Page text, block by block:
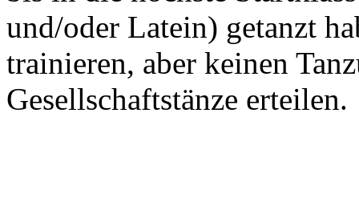
und/oder Latein) getanzt
trainieren, aber keinen
Gesellschaftstänze erteilen.